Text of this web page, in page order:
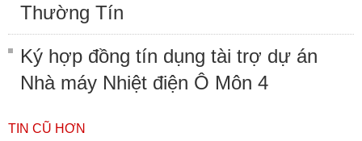
Thường Tín
Ký hợp đồng tín dụng tài trợ dự án
Nhà máy Nhiệt điện Ô Môn 4
TIN CŨ HƠN